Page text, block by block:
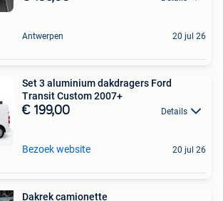
Antwerpen 20 jul 26
Set 3 aluminium dakdragers Ford
Transit Custom 2007+
€ 199,00 Details
Bezoek website 20 jul 26
Dakrek camionette